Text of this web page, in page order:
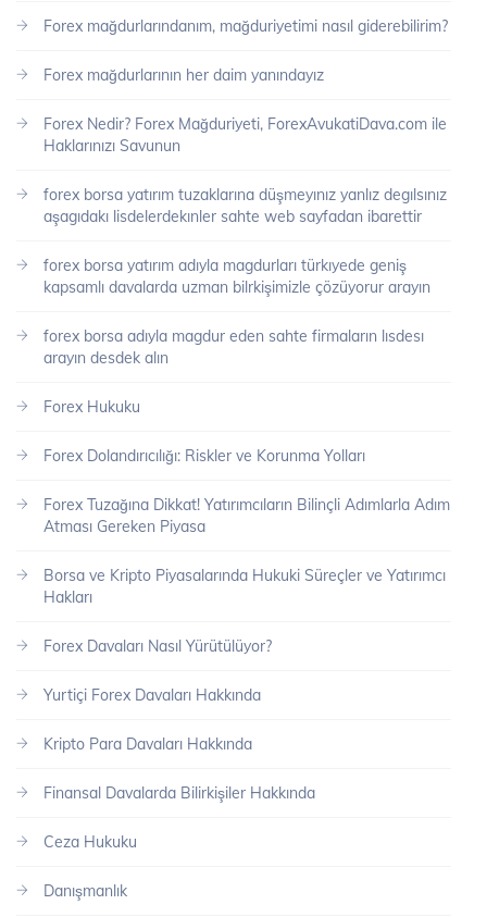
Forex mağdurlarındanım, mağduriyetimi nasıl giderebilirim?
Forex mağdurlarının her daim yanındayız
Forex Nedir? Forex Mağduriyeti, ForexAvukatiDava.com ile
Haklarınızı Savunun
forex borsa yatırım tuzaklarına düşmeyınız yanlız degılsınız
aşagıdakı lisdelerdekınler sahte web sayfadan ibarettir
forex borsa yatırım adıyla magdurları türkıyede geniş
kapsamlı davalarda uzman bilrkişimizle çözüyorur arayın
forex borsa adıyla magdur eden sahte firmaların lısdesı
arayın desdek alın
Forex Hukuku
Forex Dolandırıcılığı: Riskler ve Korunma Yolları
Forex Tuzağına Dikkat! Yatırımcıların Bilinçli Adımlarla Adım
Atması Gereken Piyasa
Borsa ve Kripto Piyasalarında Hukuki Süreçler ve Yatırımcı
Hakları
Forex Davaları Nasıl Yürütülüyor?
Yurtiçi Forex Davaları Hakkında
Kripto Para Davaları Hakkında
Finansal Davalarda Bilirkişiler Hakkında
Ceza Hukuku
Danışmanlık